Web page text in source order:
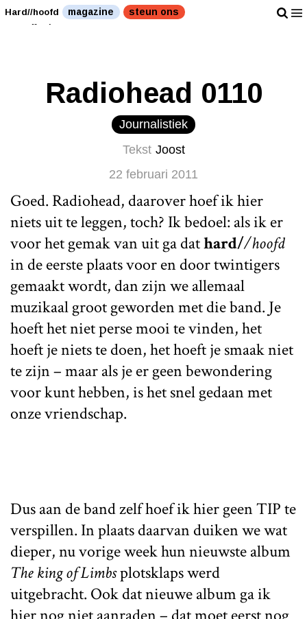
Een oude grap van de band van het moment." />
Een
oude grap van de band van het moment." />
Hard//hoofd magazine steun ons
Radiohead 0110
Journalistiek
Tekst Joost
22 februari 2011
Goed. Radiohead, daarover hoef ik hier
niets uit te leggen, toch? Ik bedoel: als ik er
voor het gemak van uit ga dathard//hoofd
in de eerste plaats voor en door twintigers
gemaakt wordt, dan zijn we allemaal
muzikaal groot geworden met die band. Je
hoeft het niet perse mooi te vinden, het
hoeft je niets te doen, het hoeft je smaak niet
te zijn – maar als je er geen bewondering
voor kunt hebben, is het snel gedaan met
onze vriendschap.
Dus aan de band zelf hoef ik hier geen TIP te
verspillen. In plaats daarvan duiken we wat
dieper, nu vorige week hun nieuwste album
The king of Limbsplotsklaps werd
uitgebracht. Ook dat nieuwe album ga ik